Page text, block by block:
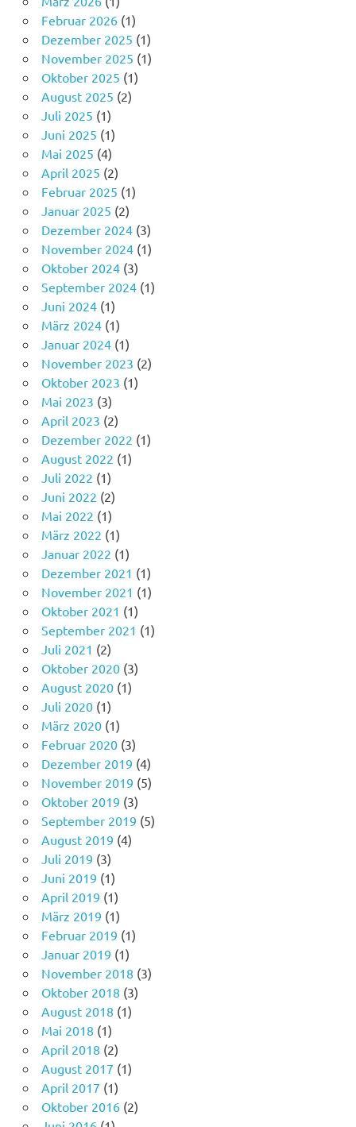
Februar 2026(1)
Dezember 2025 (1)
November 2025 (1)
Oktober 2025 (1)
August 2025 (2)
Juli 2025 (1)
Juni 2025 (1)
Mai 2025 (4)
April 2025 (2)
Februar 2025 (1)
Januar 2025 (2)
Dezember 2024(3)
November 2024(1)
Oktober 2024(3)
September 2024(1)
Juni 2024(1)
März 2024(1)
Januar 2024(1)
November 2023 (2)
Oktober 2023 (1)
Mai 2023 (3)
April 2023 (2)
Dezember 2022 (1)
August 2022 (1)
Juli 2022 (1)
Juni 2022 (2)
Mai 2022 (1)
März 2022 (1)
Januar 2022 (1)
Dezember 2021 (1)
November 2021 (1)
Oktober 2021 (1)
September 2021 (1)
Juli 2021 (2)
Oktober 2020(3)
August 2020(1)
Juli 2020(1)
März 2020(1)
Februar 2020(3)
Dezember 2019 (4)
November 2019 (5)
Oktober 2019 (3)
September 2019 (5)
August 2019 (4)
Juli 2019 (3)
Juni 2019 (1)
April 2019 (1)
März 2019 (1)
Februar 2019 (1)
Januar 2019 (1)
November 2018 (3)
Oktober 2018 (3)
August 2018 (1)
Mai 2018 (1)
April 2018 (2)
August 2017 (1)
April 2017 (1)
Oktober 2016(2)